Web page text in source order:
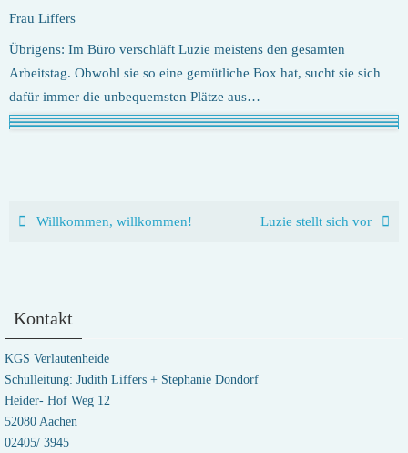
Frau Liffers
Übrigens: Im Büro verschläft Luzie meistens den gesamten
Arbeitstag. Obwohl sie so eine gemütliche Box hat, sucht sie sich
dafür immer die unbequemsten Plätze aus…
Willkommen, willkommen! Luzie stellt sich vor
Kontakt
KGS Verlautenheide
Schulleitung: Judith Liffers + Stephanie Dondorf
Heider- Hof Weg 12
52080 Aachen
02405/ 3945